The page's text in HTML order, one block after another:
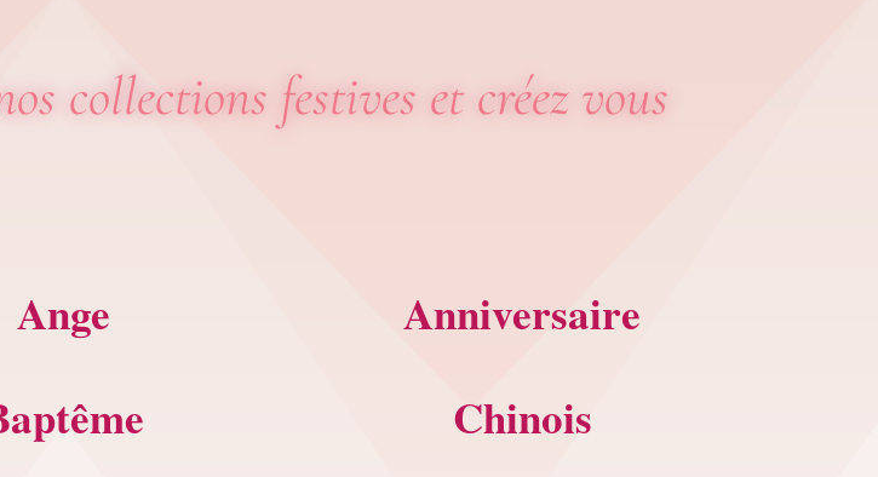
collections festives et créez vous
Ange
Anniversaire
Chinois